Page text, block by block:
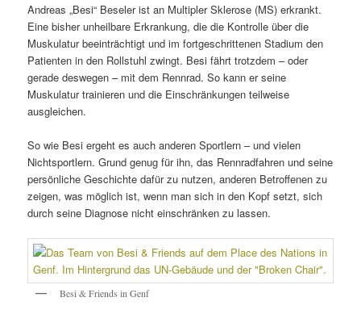
Andreas „Besi“ Beseler ist an Multipler Sklerose (MS) erkrankt.
Eine bisher unheilbare Erkrankung, die die Kontrolle über die
Muskulatur beeinträchtigt und im fortgeschrittenen Stadium den
Patienten in den Rollstuhl zwingt. Besi fährt trotzdem – oder
gerade deswegen – mit dem Rennrad. So kann er seine
Muskulatur trainieren und die Einschränkungen teilweise
ausgleichen.
So wie Besi ergeht es auch anderen Sportlern – und vielen
Nichtsportlern. Grund genug für ihn, das Rennradfahren und seine
persönliche Geschichte dafür zu nutzen, anderen Betroffenen zu
zeigen, was möglich ist, wenn man sich in den Kopf setzt, sich
durch seine Diagnose nicht einschränken zu lassen.
Besi & Friends in Genf